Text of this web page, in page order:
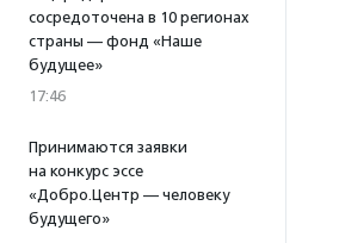
сосредоточена в 10 регионах
страны — фонд «Наше
будущее»
17:46
Принимаются заявки
на конкурс эссе
«Добро.Центр — человеку
будущего»